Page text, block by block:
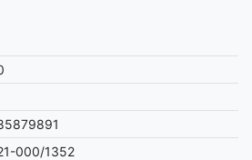
000/1352